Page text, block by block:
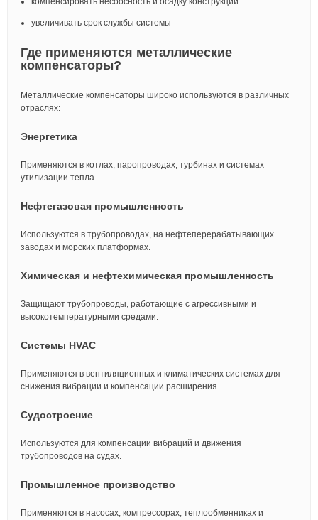
увеличивать срок службы системы
Где применяются металлические
компенсаторы?
Металлические компенсаторы широко используются в различных
отраслях:
Энергетика
Применяются в котлах, паропроводах, турбинах и системах
утилизации тепла.
Нефтегазовая промышленность
Используются в трубопроводах, на нефтеперерабатывающих
заводах и морских платформах.
Химическая и нефтехимическая промышленность
Защищают трубопроводы, работающие с агрессивными и
высокотемпературными средами.
Системы HVAC
Применяются в вентиляционных и климатических системах для
снижения вибрации и компенсации расширения.
Судостроение
Используются для компенсации вибраций и движения
трубопроводов на судах.
Промышленное производство
Применяются в насосах, компрессорах, теплообменниках и